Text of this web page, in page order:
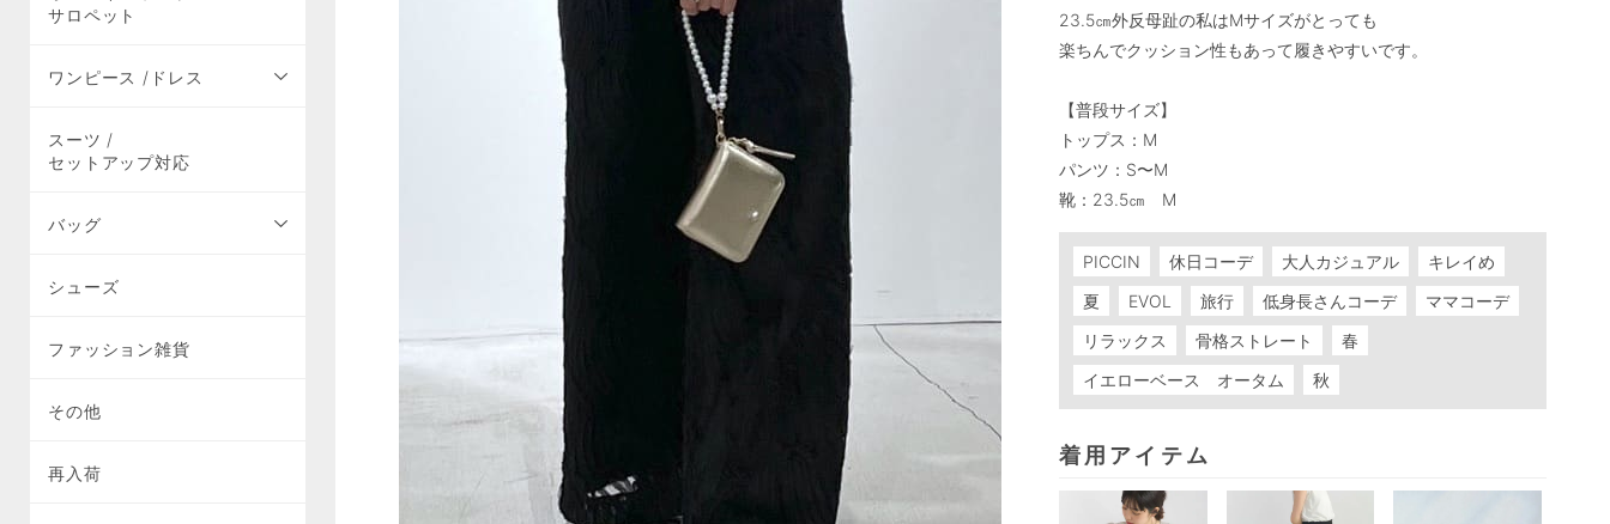
サロペット
ワンピース /ドレス
スーツ /
セットアップ対応
バッグ
シューズ
ファッション雑貨
その他
再入荷
23.5㎝外反母趾の私はMサイズがとっても
楽ちんでクッション性もあって履きやすいです。
【普段サイズ】
トップス：M
パンツ：S〜M
靴：23.5㎝　M
PICCIN 休日コーデ 大人カジュアル
キレイめ
夏
EVOL 旅行 低身長さんコーデ
ママコーデ
リラックス
骨格ストレート
春
イエローベース オータム
秋
着用アイテム